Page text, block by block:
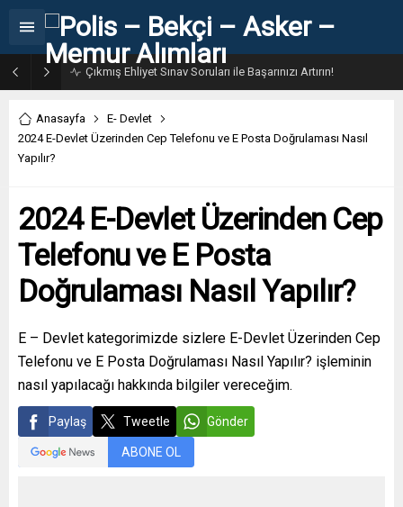
Anasayfa
E- Devlet
2024 E-Devlet Üzerinden Cep Telefonu ve E Posta Doğrulaması Nasıl
Yapılır?
2024 E-Devlet Üzerinden Cep
Telefonu ve E Posta
Doğrulaması Nasıl Yapılır?
E – Devlet kategorimizde sizlere E-Devlet Üzerinden Cep
Telefonu ve E Posta Doğrulaması Nasıl Yapılır? işleminin
nasıl yapılacağı hakkında bilgiler vereceğim.
Paylaş Tweetle Gönder
ABONE OL